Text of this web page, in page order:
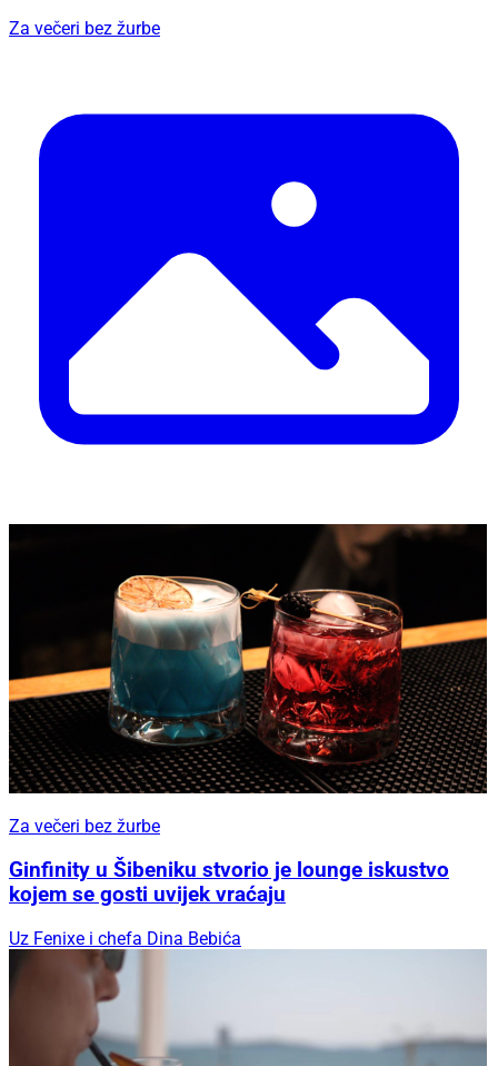
Za večeri bez žurbe
Za večeri bez žurbe
Ginfinity u Šibeniku stvorio je lounge iskustvo
kojem se gosti uvijek vraćaju
Uz Fenixe i chefa Dina Bebića